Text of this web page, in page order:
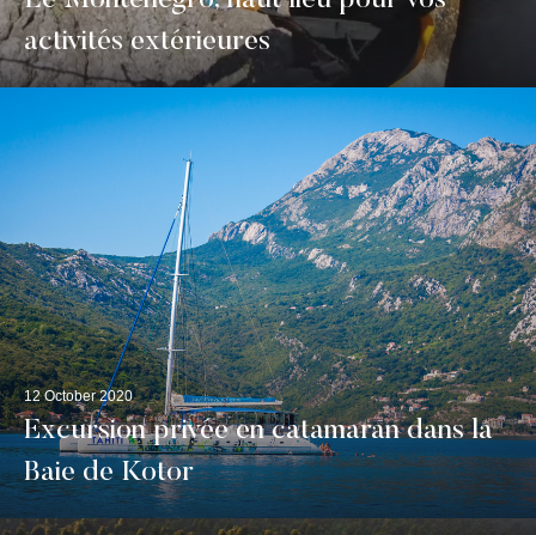
activités extérieures
12 October 2020
Excursion privée en catamaran dans la
Baie de Kotor